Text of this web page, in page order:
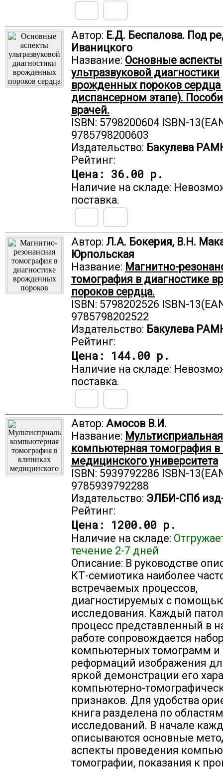
Автор: Е.Д. Беспалова. Под
Иваницкого
Название: Основные аспекты
ультразвуковой диагностики
врожденных пороков сердца
диспансерном этапе).
врачей.
ISBN: 5798200604 ISBN-
9785798200603
Издательство: Бакулева
Рейтинг:
Цена: 36.00 р.
Наличие на складе:
поставка.
Автор: Л.А. Бокерия, В.Н.
Юрпольская
Название: Магнитно-
томография в диагностике
пороков сердца.
ISBN: 5798202526 ISBN-
9785798202522
Издательство: Бакулева
Рейтинг:
Цена: 144.00 р.
Наличие на складе:
поставка.
Автор: Амосов В.И.
Название: Мультисприальная
компьютерная томография в
медицинского университета
ISBN: 5939792286 ISBN-
9785939792288
Издательство: ЭЛБИ-СПб
Рейтинг:
Цена: 1200.00 р.
Наличие на складе:
течение 2-7 дней
Описание: В руководстве
КТ-семиотика наиболее
встречаемых процессов,
диагностируемых с
исследования. Каждый
процесс представленный в
работе сопровождается
компьютерных томограмм и
реформаций изображения
яркой демонстрации его
компьютерно-
признаков. Для удобства
книга разделена по областям
исследований. В начале
описываются основные
аспекты проведения
томографии, показания к